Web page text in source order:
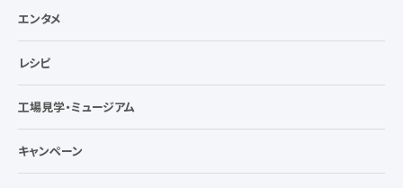
エンタメ
レシピ
工場見学・ミュージアム
キャンペーン